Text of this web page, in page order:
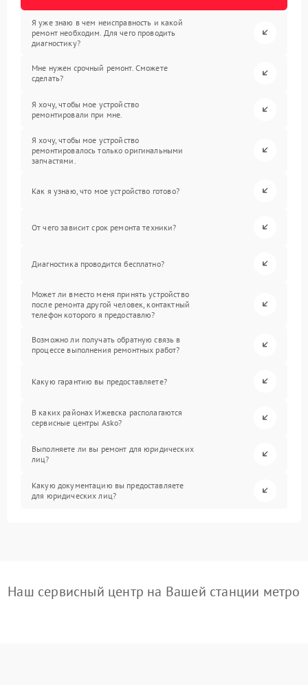
Я уже знаю в чем неисправность и какой
ремонт необходим. Для чего проводить
диагностику?
Мне нужен срочный ремонт. Сможете
сделать?
Я хочу, чтобы мое устройство
ремонтировали при мне.
Я хочу, чтобы мое устройство
ремонтировалось только оригинальными
запчастями.
Как я узнаю, что мое устройство готово?
От чего зависит срок ремонта техники?
Диагностика проводится бесплатно?
Может ли вместо меня принять устройство
после ремонта другой человек, контактный
телефон которого я предоставлю?
Возможно ли получать обратную связь в
процессе выполнения ремонтных работ?
Какую гарантию вы предоставляете?
В каких районах Ижевска располагаются
сервисные центры Asko?
Выполняете ли вы ремонт для юридических
лиц?
Какую документацию вы предоставляете
для юридических лиц?
Наш сервисный центр на Вашей станции метро